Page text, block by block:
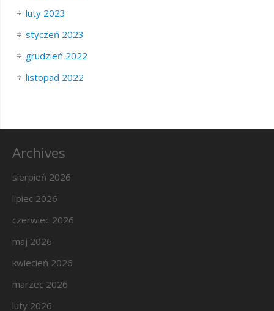
luty 2023
styczeń 2023
grudzień 2022
listopad 2022
Archives
sierpień 2026
lipiec 2026
czerwiec 2026
maj 2026
kwiecień 2026
marzec 2026
luty 2026